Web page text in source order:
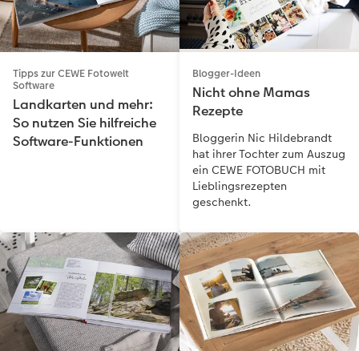
Tipps zur CEWE Fotowelt
Software
Landkarten und mehr:
So nutzen Sie hilfreiche
Software-Funktionen
Blogger-Ideen
Nicht ohne Mamas
Rezepte
Bloggerin Nic Hildebrandt
hat ihrer Tochter zum Auszug
ein CEWE FOTOBUCH mit
Lieblingsrezepten
geschenkt.